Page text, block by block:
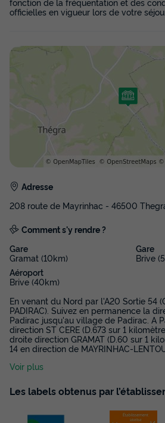
du15/09/2026au22/09/2026
Modifier les dates
Voir les
Mobilhome 4 personnes -
Robinson - Sans sanitaires
Annulation gratuite
Surface
16m² 4
Voir le plan 2D Terrasse couverte
Cafetière
Réfrigérateur Salon de
sanitaires
20/09/2026
Modifier les dates
officielles en vigueur lors de votre
Adresse
208 route de Mayrinhac - 46500
Comment s'y rendre ?
Gare
Gramat (10km)
Gare
Brive
Aéroport
Brive (40km)
En venant du Nord par l'A20 Sortie 54
PADIRAC). Suivez en permanence la
Padirac jusqu'au village de Padirac. A
direction ST CERE (D.673 sur 1
droite direction GRAMAT (D.60 sur 1
14 en direction de MAYRINHAC-
Voir plus
Les labels obtenus par